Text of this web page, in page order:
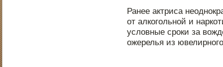
Ранее актриса
от алкогольной и
условные сроки за
ожерелья из